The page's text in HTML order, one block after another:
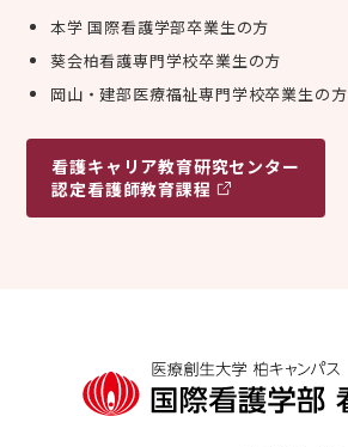
本学 国際看護学部卒業生の方
葵会柏看護専門学校卒業生の方
岡山・建部医療福祉専門学校卒業生の方
看護キャリア教育研究センター
認定看護師教育課程